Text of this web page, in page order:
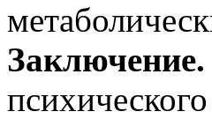
Заключение.
психического